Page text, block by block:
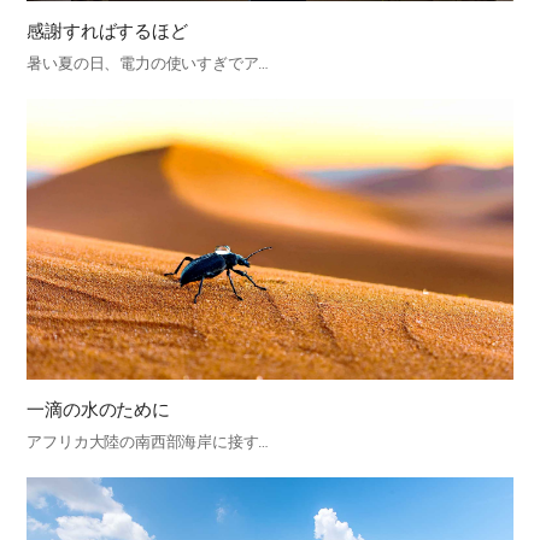
感謝すればするほど
暑い夏の日、電力の使いすぎでア…
一滴の水のために
アフリカ大陸の南西部海岸に接す…